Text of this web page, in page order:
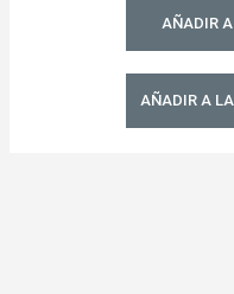
AÑADIR
AÑADIR A